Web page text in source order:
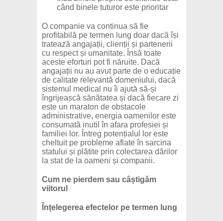
când binele tuturor este prioritar
O companie va continua să fie
profitabilă pe termen lung doar dacă își
tratează angajații, clienții și partenerii
cu respect și umanitate. Însă toate
aceste eforturi pot fi năruite. Dacă
angajații nu au avut parte de o educație
de calitate relevantă domeniului, dacă
sistemul medical nu îi ajută să-și
îngrijească sănătatea și dacă fiecare zi
este un maraton de obstacole
administrative, energia oamenilor este
consumată inutil în afara profesiei și
familiei lor. Întreg potențialul lor este
cheltuit pe probleme aflate în sarcina
statului și plătite prin colectarea dărilor
la stat de la oameni și companii.
Cum ne pierdem sau câștigăm
viitorul
Înțelegerea efectelor pe termen lung